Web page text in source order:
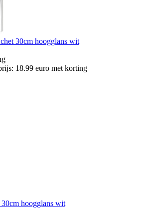
30cm hoogglans wit
18.99 euro met korting
hoogglans wit